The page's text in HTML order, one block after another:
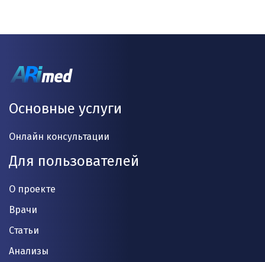
Основные услуги
Онлайн консультации
Для пользователей
О проекте
Врачи
Статьи
Анализы